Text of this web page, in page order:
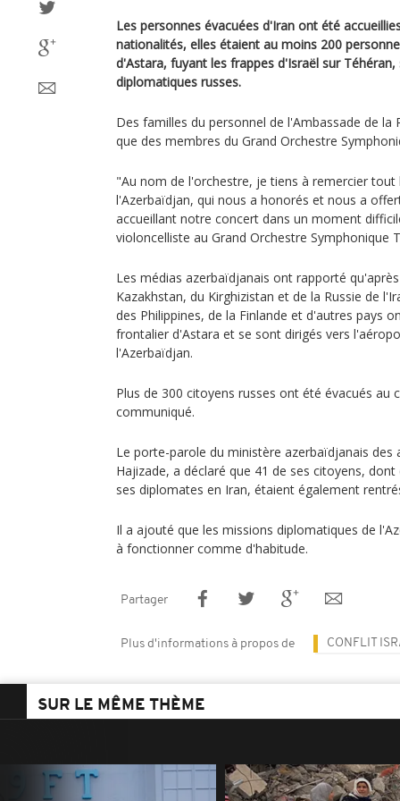
Les personnes évacuées d'Iran ont été
nationalités, elles étaient au moins 200
d'Astara, fuyant les frappes d'Israël sur Téhéran,
diplomatiques russes.
Des familles du personnel de l'Ambassade de la
que des membres du Grand Orchestre
"Au nom de l'orchestre, je tiens à remercier
l'Azerbaïdjan, qui nous a honorés et nous a
accueillant notre concert dans un moment
violoncelliste au Grand Orchestre Symphonique
Les médias azerbaïdjanais ont rapporté
Kazakhstan, du Kirghizistan et de la Russie de
des Philippines, de la Finlande et d'autres pays
frontalier d'Astara et se sont dirigés vers
l'Azerbaïdjan.
Plus de 300 citoyens russes ont été évacués au
communiqué.
Le porte-parole du ministère azerbaïdjanais des
Hajizade, a déclaré que 41 de ses citoyens,
ses diplomates en Iran, étaient également
Il a ajouté que les missions diplomatiques de
à fonctionner comme d'habitude.
Partager
Plus d'informations à propos de CONFLIT
SUR LE MÊME THÈME